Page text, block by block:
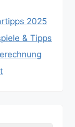
2025
& Tipps